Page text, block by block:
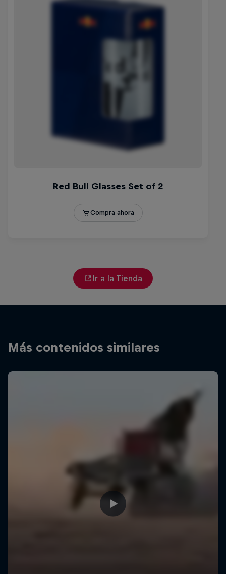
Ir a la Tienda
Más contenidos similares